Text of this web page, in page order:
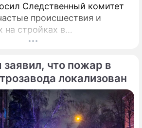
Следственный комитет
происшествия и
на стройках в
области.
депутат направил
года председателю СК РФ
В письме Кирьянов
несчастных случаев в
расти.
что пожар в
локализован